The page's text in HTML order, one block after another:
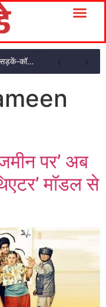
राजस्थान समेत कई राज्यों में भारी बारिश का कहर, सड़कें-कॉलोनियां जलमग्न
पर’ अब
मॉडल से